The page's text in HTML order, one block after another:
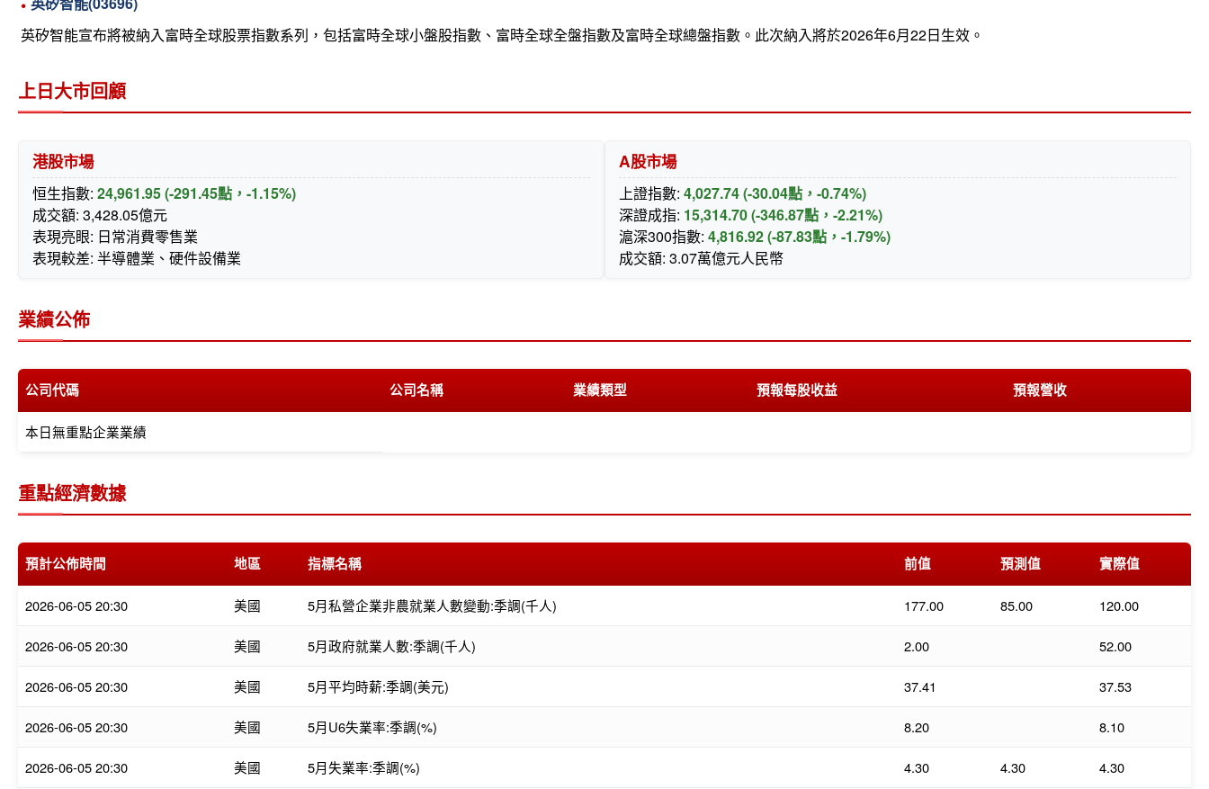
英矽智能宣布將被納入富時全球股票指數系列，包括富時全球小盤股指數、富時全球全盤指數及富時全球總盤指數。此次納入將於2026年6月22日生效。
上日大市回顧
港股市場
恒生指數: 24,961.95 (-291.45點，-1.15%)
成交額: 3,428.05億元
表現亮眼: 日常消費零售業
表現較差: 半導體業、硬件設備業
A股市場
上證指數: 4,027.74 (-30.04點，-0.74%)
深證成指: 15,314.70 (-346.87點，-2.21%)
滬深300指數: 4,816.92 (-87.83點，-1.79%)
成交額: 3.07萬億元人民幣
業績公佈
公司代碼 公司名稱 業績類型 預報每股收益 預報營收
本日無重點企業業績
重點經濟數據
預計公佈時間 地區 指標名稱 前值 預測值 實際值
2026-06-05 20:30 美國 5月私營企業非農就業人數變動:季調(千人) 177.00 85.00 120.00
2026-06-05 20:30 美國 5月政府就業人數:季調(千人) 2.00 52.00
2026-06-05 20:30 美國 5月平均時薪:季調(美元) 37.41 37.53
2026-06-05 20:30 美國 5月U6失業率:季調(%) 8.20 8.10
2026-06-05 20:30 美國 5月失業率:季調(%) 4.30 4.30 4.30